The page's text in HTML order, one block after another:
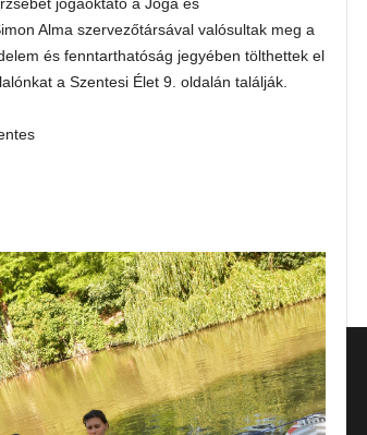
Alma szervezőtársával valósultak meg a
és fenntarthatóság jegyében tölthettek el
a Szentesi Élet 9. oldalán találják.